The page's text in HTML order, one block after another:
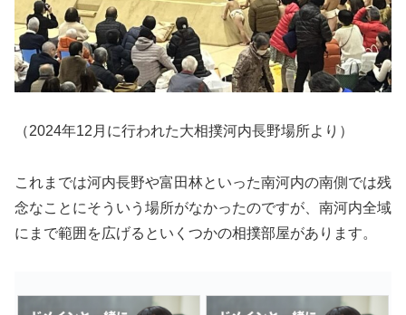
（2024年12月に行われた大相撲河内長野場所より）
これまでは河内長野や富田林といった南河内の南側では残
念なことにそういう場所がなかったのですが、南河内全域
にまで範囲を広げるといくつかの相撲部屋があります。